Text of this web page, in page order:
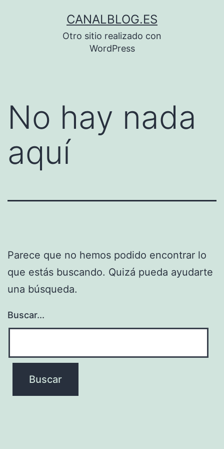
CANALBLOG.ES
Otro sitio realizado con
WordPress
No hay nada
aquí
Parece que no hemos podido encontrar lo
que estás buscando. Quizá pueda ayudarte
una búsqueda.
Buscar...